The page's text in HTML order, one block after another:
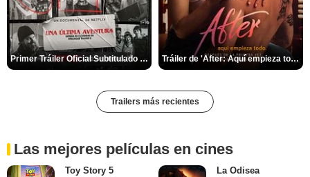
Primer Tráiler Oficial Subtitulado de 'Una última aventura: Detrás de cámaras de Stranger Things 5' Tráiler de 'After: Aquí empieza todo'
Trailers más recientes
Las mejores películas en cines
Toy Story 5 La Odisea